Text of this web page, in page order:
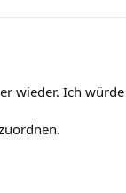
wieder. Ich